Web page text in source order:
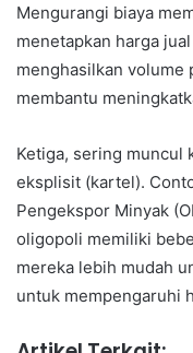
Mengurangi biaya
menetapkan harga
menghasilkan volume
membantu
Ketiga, sering muncul
eksplisit (kartel).
Pengekspor Minyak
oligopoli memiliki
mereka lebih mudah
untuk mempengaruhi